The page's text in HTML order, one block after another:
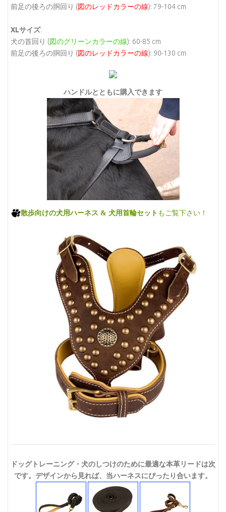
前足の後ろの胴回り (図のレッドカラーの線): 79-104 cm
XLサイズ:
犬の首回り (図のグリーンカラーの線): 60-85 cm
前足の後ろの胴回り (図のレッドカラーの線): 90-130 cm
ハンドルとともに購入できます
散歩向けの犬用ハーネス & 犬用首輪セット もご覧下さい！
ドッグトレーニング・犬のしつけのために最適な本革リードは次
です。デザインから見れば、当ハーネスにぴったり合います。